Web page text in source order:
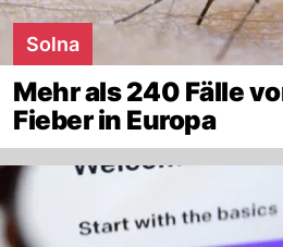
Solna
Mehr als 240 Fälle
Fieber in Europa